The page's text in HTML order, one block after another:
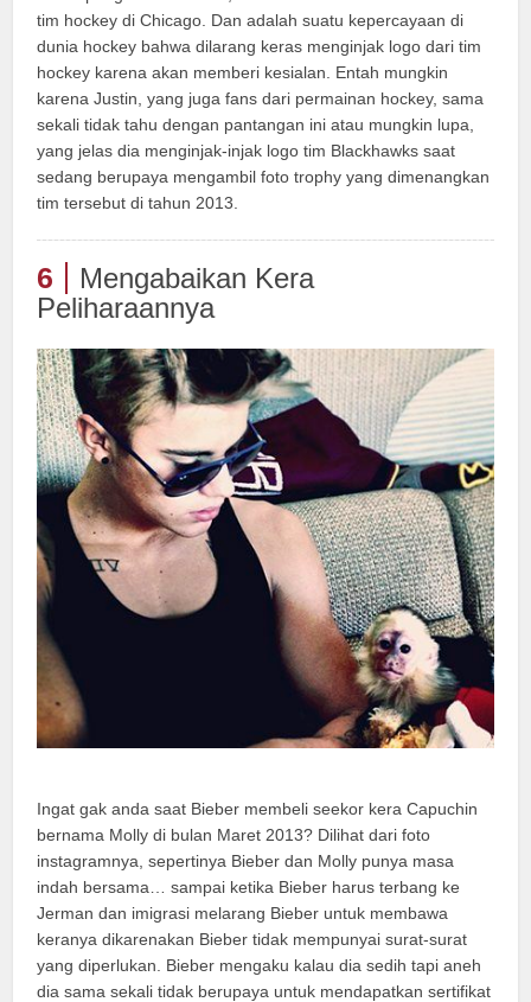
tim hockey di Chicago. Dan adalah suatu kepercayaan di
dunia hockey bahwa dilarang keras menginjak logo dari tim
hockey karena akan memberi kesialan. Entah mungkin
karena Justin, yang juga fans dari permainan hockey, sama
sekali tidak tahu dengan pantangan ini atau mungkin lupa,
yang jelas dia menginjak-injak logo tim Blackhawks saat
sedang berupaya mengambil foto trophy yang dimenangkan
tim tersebut di tahun 2013.
6
Mengabaikan Kera
Peliharaannya
Ingat gak anda saat Bieber membeli seekor kera Capuchin
bernama Molly di bulan Maret 2013? Dilihat dari foto
instagramnya, sepertinya Bieber dan Molly punya masa
indah bersama… sampai ketika Bieber harus terbang ke
Jerman dan imigrasi melarang Bieber untuk membawa
keranya dikarenakan Bieber tidak mempunyai surat-surat
yang diperlukan. Bieber mengaku kalau dia sedih tapi aneh
dia sama sekali tidak berupaya untuk mendapatkan sertifikat